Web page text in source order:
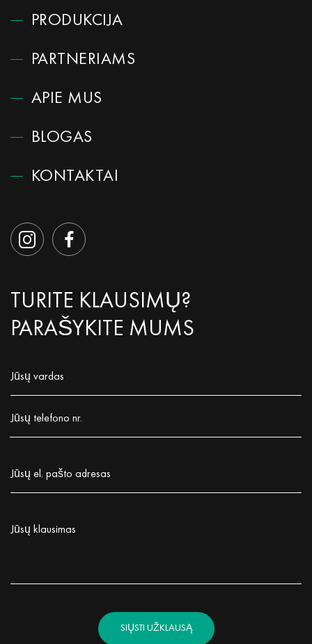
PRODUKCIJA
PARTNERIAMS
APIE MUS
BLOGAS
KONTAKTAI
TURITE KLAUSIMŲ?
PARAŠYKITE MUMS
Jūsų vardas
Jūsų telefono nr.
Jūsų el. pašto adresas
Jūsų klausimas
SIŲSTI UŽKLAUSĄ